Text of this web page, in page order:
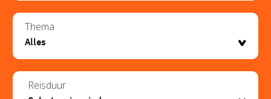
Thema
Reisduur